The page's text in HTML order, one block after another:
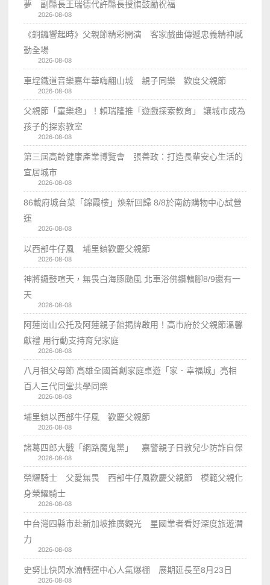
夢 副縣長王瑞德代許縣長授旗鼓勵祝福
2026-08-08
《銅鑼響起時》父親節精彩開演 客家戲曲傳遞忠義精神感
動全場
2026-08-08
車埕鐵道音樂嘉年華嗨翻山城 親子同樂 歡度父親節
2026-08-08
父親節「童樂趣」！賴瑞隆推「遊戲探索教育」 讓城市成為
孩子的探索教室
2026-08-08
第三屆高齡健康產業博覽會 張善政：打造長輩安心生活的
宜居城市
2026-08-08
86載府城台菜「錦霞樓」煥新回歸 8/8於南紡購物中心試營
運
2026-08-08
以西部牛仔風 埔里鎮歡慶父親節
2026-08-08
神將鑼鼓喧天，無畏白海豚颱風 北車浴佛鑽轎腳8/9還有一
天
2026-08-08
阿蓮崗山公托及阿蓮親子館揭牌啟用！高市府於父親節溫馨
獻禮 用行動支持育兒家庭
2026-08-08
八月祖父母節 高雄全國首創家庭桌遊「家．幸福城」亮相
百人三代同堂共學同樂
2026-08-08
埔里鎮以西部牛仔風 歡慶父親節
2026-08-08
諸葛四郎大戰「網路魔鬼黨」 嘉警親子日教兒少防詐自保
2026-08-08
榮耀騎士 父愛無畏 西部牛仔風歡慶父親節 模範父親化
身榮耀騎士
2026-08-08
中台灣四縣市赴新加坡推廣觀光 星國業者看好深度旅遊潛
力
2026-08-08
史努比快閃水湳轉運中心人氣爆棚 展期延長至8月23日
2026-08-08